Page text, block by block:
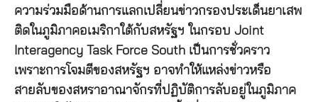
ความร่วมมือด้านการแลกเปลี่ยนข่าวกรองประเด็นยาเสพ
ติดในภูมิภาคอเมริกาใต้กับสหรัฐฯ ในกรอบ Joint
Interagency Task Force South เป็นการชั่วคราว
เพราะการโจมตีของสหรัฐฯ อาจทำให้แหล่งข่าวหรือ
สายลับของสหราอาณาจักรที่ปฏิบัติการลับอยู่ในภูมิภาค